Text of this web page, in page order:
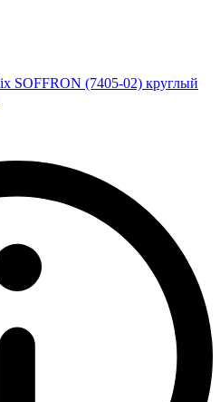
SOFFRON (7405-02) круглый